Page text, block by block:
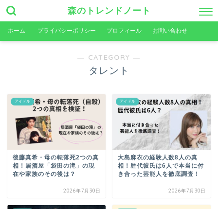
森のトレンドノート
ホーム プライバシーポリシー プロフィール お問い合わせ
― CATEGORY ―
タレント
アイドル
後藤真希・母の転落死2つの真
相！居酒屋「袋田の滝」の現
在や家族のその後は？
2026年7月30日
アイドル
大島麻衣の経験人数8人の真
相！歴代彼氏は6人で本当に付
き合った芸能人を徹底調査！
2026年7月30日